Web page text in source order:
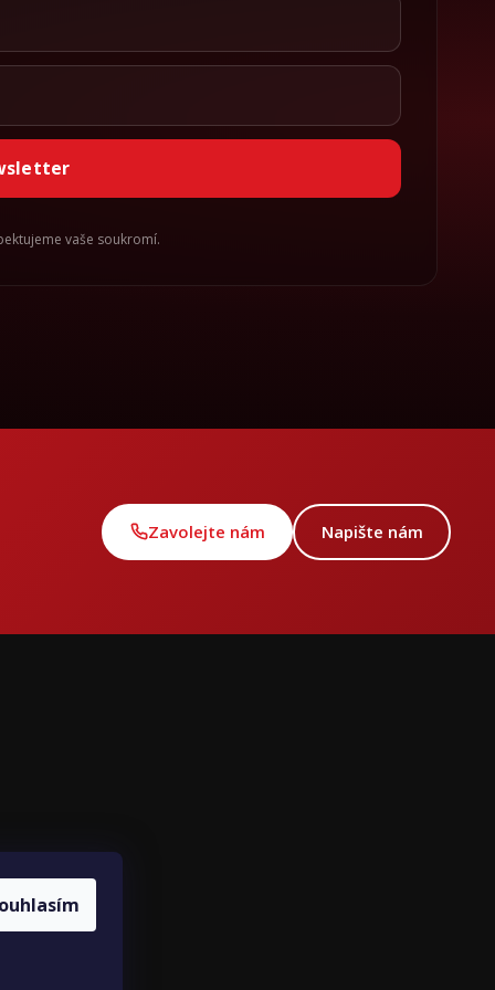
vaše soukromí.
Zavolejte nám Napište nám